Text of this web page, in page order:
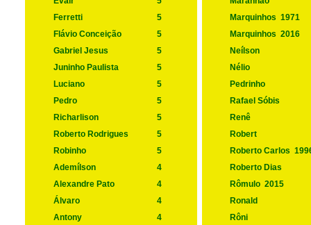
Ferretti
5 Marquinhos 1971
Flávio Conceição
5 Marquinhos 2016
Gabriel Jesus
5
Neílson
Juninho Paulista
5
Nélio
Luciano
5
Pedrinho
Pedro
5
Rafael Sóbis
Richarlison
5
Renê
Roberto Rodrigues
5
Robert
Robinho
5 Roberto Carlos
Ademílson
4
Roberto Dias
Alexandre Pato
4 Rômulo 2015
Álvaro
4
Ronald
Antony
4
Rôni